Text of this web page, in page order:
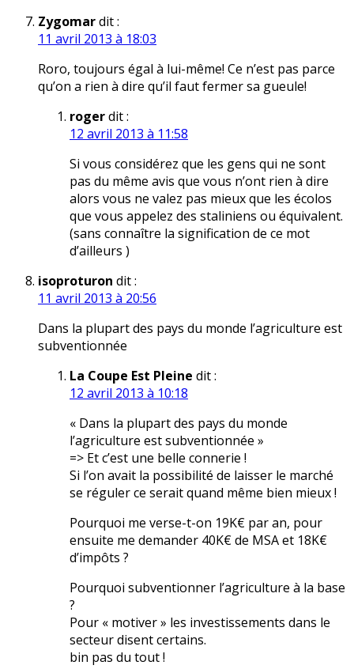
Zygomardit :
11 avril 2013 à 18:03
Roro, toujours égal à lui-même! Ce n’est pas parce
qu’on a rien à dire qu’il faut fermer sa gueule!
rogerdit :
12 avril 2013 à 11:58
Si vous considérez que les gens qui ne sont
pas du même avis que vous n’ont rien à dire
alors vous ne valez pas mieux que les écolos
que vous appelez des staliniens ou équivalent.
(sans connaître la signification de ce mot
d’ailleurs )
isoproturon dit :
11 avril 2013 à 20:56
Dans la plupart des pays du monde l’agriculture est
subventionnée
La Coupe Est Pleine dit :
12 avril 2013 à 10:18
« Dans la plupart des pays du monde
l’agriculture est subventionnée »
=> Et c’est une belle connerie !
Si l’on avait la possibilité de laisser le marché
se réguler ce serait quand même bien mieux !
Pourquoi me verse-t-on 19K€ par an, pour
ensuite me demander 40K€ de MSA et 18K€
d’impôts ?
Pourquoi subventionner l’agriculture à la base
?
Pour « motiver » les investissements dans le
secteur disent certains.
bin pas du tout !